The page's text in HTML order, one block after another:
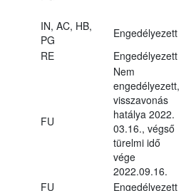
IN, AC, HB,
PG
Engedélyezett
RE Engedélyezett
FU
Nem
engedélyezett,
visszavonás
hatálya 2022.
03.16., végső
türelmi idő
vége
2022.09.16.
FU
Engedélyezett